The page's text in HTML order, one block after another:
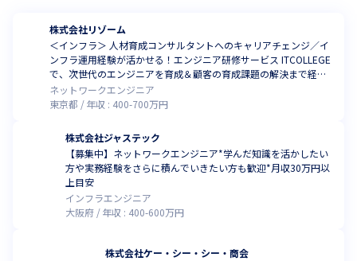
株式会社リゾーム
＜インフラ＞ 人材育成コンサルタントへのキャリアチェンジ／イ
ンフラ運用経験が活かせる！エンジニア研修サービス ITCOLLEGE
で、次世代のエンジニアを育成＆顧客の育成課題の解決まで経験
領域を広げませんか？
ネットワークエンジニア
東京都
年収 : 400-700万円
株式会社ジャステック
【募集中】ネットワークエンジニア*学んだ知識を活かしたい
方や実務経験をさらに積んでいきたい方も歓迎*月収30万円以
上目安
インフラエンジニア
大阪府
年収 : 400-600万円
株式会社ケー・シー・シー・商会